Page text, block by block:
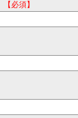
【必須】